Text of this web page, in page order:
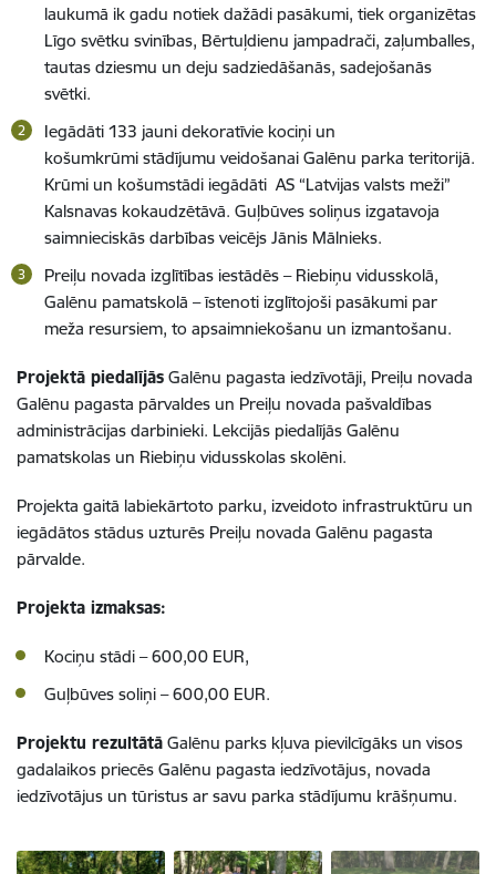
laukumā ik gadu notiek dažādi pasākumi, tiek organizētas
Līgo svētku svinības, Bērtuļdienu jampadrači, zaļumballes,
tautas dziesmu un deju sadziedāšanās, sadejošanās
svētki.
Iegādāti 133 jauni dekoratīvie kociņi un
košumkrūmi stādījumu veidošanai Galēnu parka teritorijā.
Krūmi un košumstādi iegādāti AS “Latvijas valsts meži”
Kalsnavas kokaudzētāvā. Guļbūves soliņus izgatavoja
saimnieciskās darbības veicējs Jānis Mālnieks.
Preiļu novada izglītības iestādēs – Riebiņu vidusskolā,
Galēnu pamatskolā – īstenoti izglītojoši pasākumi par
meža resursiem, to apsaimniekošanu un izmantošanu.
Projektā piedalījās Galēnu pagasta iedzīvotāji, Preiļu novada
Galēnu pagasta pārvaldes un Preiļu novada pašvaldības
administrācijas darbinieki. Lekcijās piedalījās Galēnu
pamatskolas un Riebiņu vidusskolas skolēni.
Projekta gaitā labiekārtoto parku, izveidoto infrastruktūru un
iegādātos stādus uzturēs Preiļu novada Galēnu pagasta
pārvalde.
Projekta izmaksas:
Kociņu stādi – 600,00 EUR,
Guļbūves soliņi – 600,00 EUR.
Projektu rezultātā Galēnu parks kļuva pievilcīgāks un visos
gadalaikos priecēs Galēnu pagasta iedzīvotājus, novada
iedzīvotājus un tūristus ar savu parka stādījumu krāšņumu.